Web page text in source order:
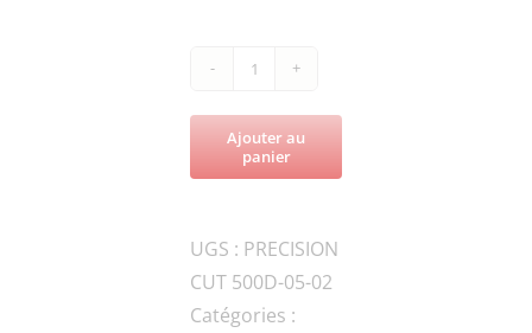
quantité
de
PRECISION
CUT
20A-
030406
ARC
Ajouter au
panier
UGS : PRECISION
CUT 500D-05-02
Catégories :